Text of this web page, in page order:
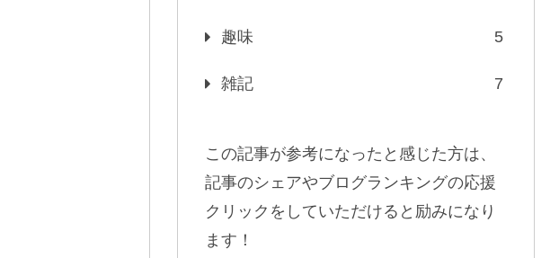
趣味 5
雑記 7
この記事が参考になったと感じた方は、
記事のシェアやブログランキングの応援
クリックをしていただけると励みになり
ます！